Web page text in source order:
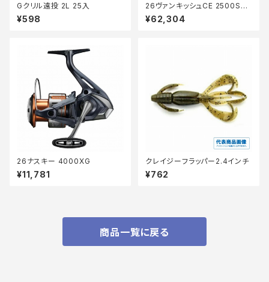
Gクリル遠投 2L 25入
¥598
26ヴァンキッシュCE 2500SH
G
¥62,304
26ナスキー 4000XG
¥11,781
クレイジーフラッパー2.4インチ
¥762
商品一覧に戻る